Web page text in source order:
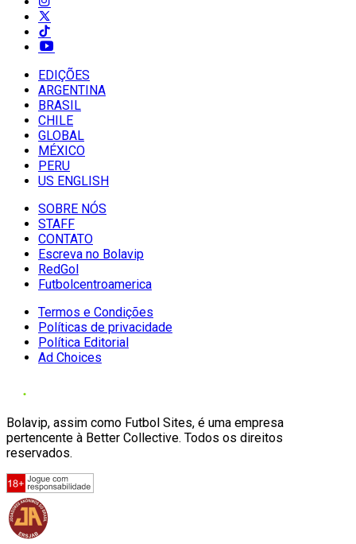
EDIÇÕES
ARGENTINA
BRASIL
CHILE
GLOBAL
MÉXICO
PERU
US ENGLISH
SOBRE NÓS
STAFF
CONTATO
Escreva no Bolavip
RedGol
Futbolcentroamerica
Termos e Condições
Políticas de privacidade
Política Editorial
Ad Choices
Bolavip, assim como Futbol Sites, é uma empresa
pertencente à Better Collective. Todos os direitos
reservados.